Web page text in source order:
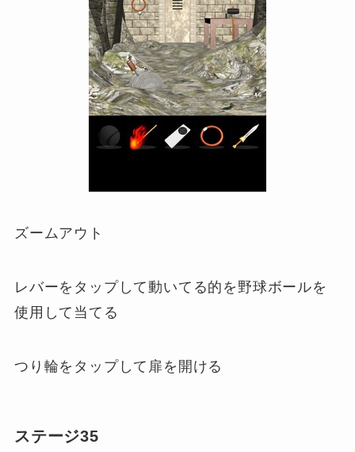
ズームアウト
レバーをタップして動いてる的を野球ボールを
使用して当てる
つり輪をタップして扉を開ける
ステージ35